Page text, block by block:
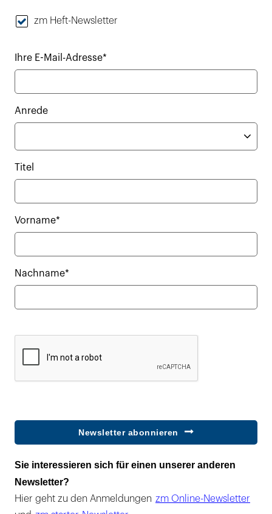
zm Heft-Newsletter
Ihre E-Mail-Adresse*
Anrede
Titel
Vorname*
Nachname*
Newsletter abonnieren
Sie interessieren sich für einen unserer anderen
Newsletter?
Hier geht zu den Anmeldungen zm Online-Newsletter